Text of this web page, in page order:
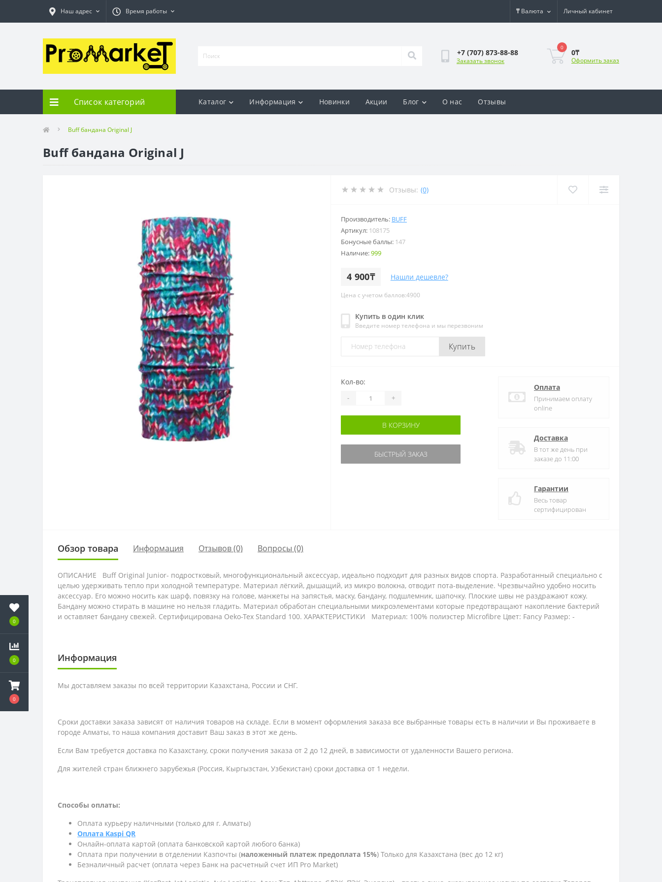
0
0
0
Наш адрес Время работы ₸ Валюта Личный кабинет
+7 (707) 873-88-88
Заказать звонок
0
0₸
Оформить заказ
Список категорий Каталог Информация Новинки Акции Блог О нас Отзывы
Buff бандана Original J
Buff бандана Original J
Отзывы: (0)
Производитель: BUFF
Артикул: 108175
Бонусные баллы: 147
Наличие:999
4 900₸ Нашли дешевле?
Цена с учетом баллов:4900
Купить в один клик
Введите номер телефона и мы перезвоним
Купить
Кол-во:
- +
В КОРЗИНУ
БЫСТРЫЙ ЗАКАЗ
Оплата
Принимаем оплату
online
Доставка
В тот же день при
заказе до 11:00
Гарантии
Весь товар
сертифицирован
Обзор товара Информация Отзывов (0) Вопросы (0)
ОПИСАНИЕ Buff Original Junior- подростковый, многофункциональный аксессуар, идеально подходит для разных видов спорта. Разработанный специально с
целью удерживать тепло при холодной температуре. Материал лёгкий, дышащий, из микро волокна, отводит пота-выделение. Чрезвычайно удобно носить
аксессуар. Его можно носить как шарф, повязку на голове, манжеты на запястья, маску, бандану, подшлемник, шапочку. Плоские швы не раздражают кожу.
Бандану можно стирать в машине но нельзя гладить. Материал обработан специальными микроэлементами которые предотвращают накопление бактерий
и оставляет бандану свежей. Сертифицирована Oeko-Tex Standard 100. ХАРАКТЕРИСТИКИ Материал: 100% полиэстер Microfibre Цвет: Fancy Размер: -
Информация
Мы доставляем заказы по всей территории Казахстана, России и СНГ.
Сроки доставки заказа зависят от наличия товаров на складе. Если в момент оформления заказа все выбранные товары есть в наличии и Вы проживаете в
городе Алматы, то наша компания доставит Ваш заказ в этот же день.
Если Вам требуется доставка по Казахстану, сроки получения заказа от 2 до 12 дней, в зависимости от удаленности Вашего региона.
Для жителей стран ближнего зарубежья (Россия, Кыргызстан, Узбекистан) сроки доставка от 1 недели.
Способы оплаты:
Оплата курьеру наличными (только для г. Алматы)
Оплата Kaspi QR
Онлайн-оплата картой (оплата банковской картой любого банка)
Оплата при получении в отделении Казпочты (наложенный платеж предоплата 15%) Только для Казахстана (вес до 12 кг)
Безналичный расчет (оплата через Банк на расчетный счет ИП Pro Market)